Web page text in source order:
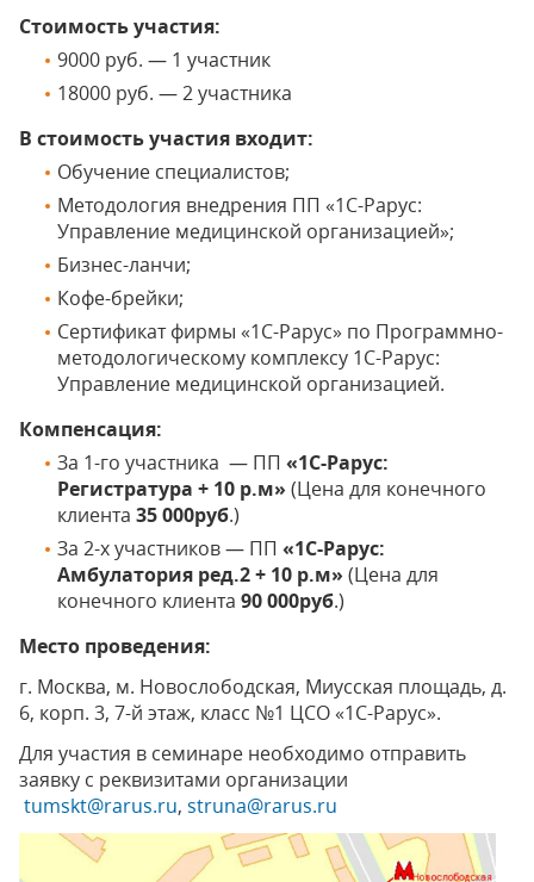
Стоимость участия:
9000 руб. — 1 участник
18000 руб. — 2 участника
В стоимость участия входит:
Обучение специалистов;
Методология внедрения ПП «1С-Рарус:
Управление медицинской организацией»;
Бизнес-ланчи;
Кофе-брейки;
Сертификат фирмы «1С-Рарус» по Программно-
методологическому комплексу 1С-Рарус:
Управление медицинской организацией.
Компенсация:
За 1-го участника — ПП «1С-Рарус:
Регистратура + 10 р.м» (Цена для конечного
клиента 35 000руб.)
За 2-х участников — ПП «1С-Рарус:
Амбулатория ред.2 + 10 р.м» (Цена для
конечного клиента 90 000руб.)
Место проведения:
г. Москва, м. Новослободская, Миусская площадь, д.
6, корп. 3, 7-й этаж, класс №1 ЦСО «1С-Рарус».
Для участия в семинаре необходимо отправить
заявку с реквизитами организации
tumskt@rarus.ru, struna@rarus.ru